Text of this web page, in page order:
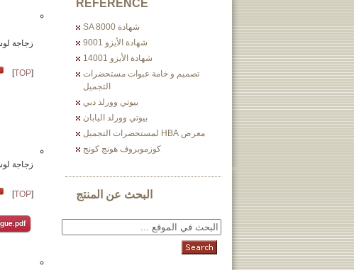
زجاجة
[
TOP
]
زجاجة
[
TOP
]
REFERENCE
شهادة SA 8000
شهادة الأيزو 9001
شهادة الأيزو 14001
تصميم و خامة عبوات مستحضرات
التجميل
بيوتي وورلد دبي
بيوتي وورلد اليابان
معرض HBA لمستحضرات التجميل
كوزموبروف هونج كونج
البحث عن المنتج